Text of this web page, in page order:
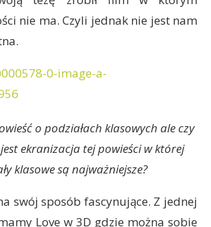
nie ma. Czyli jednak nie jest nam
o podziałach klasowych ale czy
ekranizacja tej powieści w której
klasowe są najważniejsze?
swój sposób fascynujące. Z jednej
Love w 3D gdzie można sobie